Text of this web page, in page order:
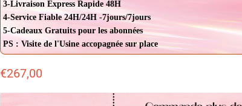
3-Livraison Express Rapide 48H
4-Service Fiable 24H/24H -7jours/7jours
5-Cadeaux Gratuits pour les abonnées
PS : Visite de l'Usine accopagnée sur place
€267,00